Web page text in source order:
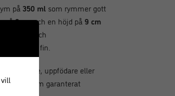
på 350 ml som rymmer gott
på9 cmoch en höjd på 9 cm
och
den är fin.
hundägare, uppfödare eller
gåva som garanterat